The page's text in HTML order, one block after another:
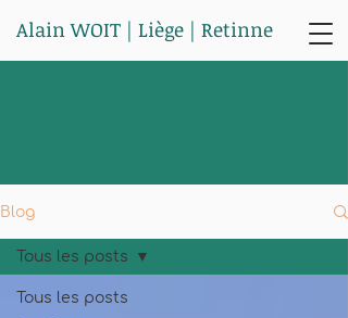
Alain WOIT | Liège | Retinne
Blog
Tous les posts
Tous les posts